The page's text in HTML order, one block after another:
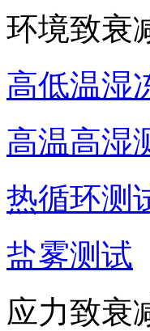
环境致衰
高低温湿
高温高湿
热循环测
盐雾测试
应力致衰